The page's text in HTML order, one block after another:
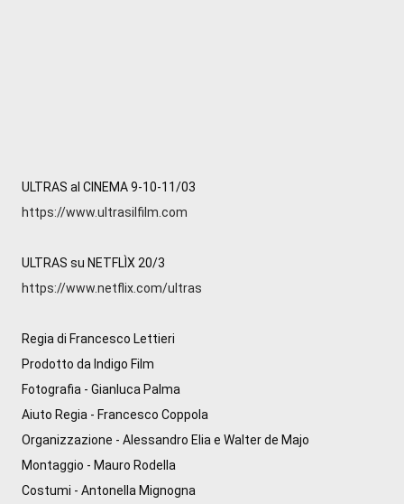
https://www.ultrasilfilm.com
https://www.netflix.com/ultras
Regia di Francesco Lettieri
Prodotto da Indigo Film
Fotografia - Gianluca Palma
Aiuto Regia - Francesco Coppola
Organizzazione - Alessandro Elia e Walter de Majo
Montaggio - Mauro Rodella
Costumi - Antonella Mignogna